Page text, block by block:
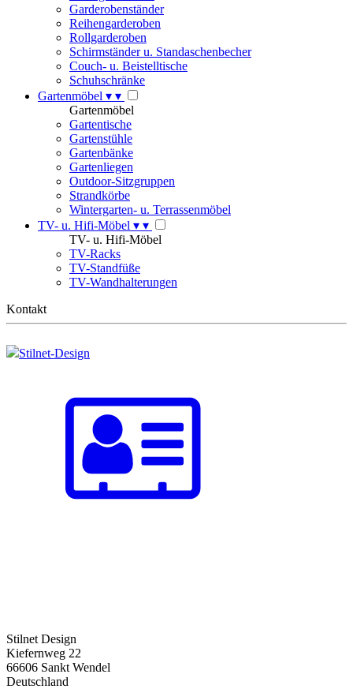
Garderobenständer
Reihengarderoben
Rollgarderoben
Schirmständer u. Standaschenbecher
Couch- u. Beistelltische
Schuhschränke
Gartenmöbel ▾ ▾
Gartenmöbel
Gartentische
Gartenstühle
Gartenbänke
Gartenliegen
Outdoor-Sitzgruppen
Strandkörbe
Wintergarten- u. Terrassenmöbel
TV- u. Hifi-Möbel ▾ ▾
TV- u. Hifi-Möbel
TV-Racks
TV-Standfüße
TV-Wandhalterungen
Kontakt
Stilnet-Design
Stilnet Design
Kiefernweg 22
66606 Sankt Wendel
Deutschland